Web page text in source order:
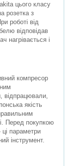
цього класу
розетка з
роботі від
відповідав
нагрівається і
компресор
відпрацювали,
якість
Перед покупкою
ці параметри
інструмент.